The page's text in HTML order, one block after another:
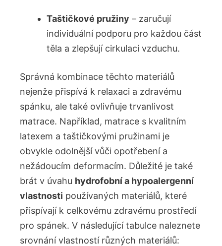
Taštičkové pružiny – zaručují
individuální podporu pro každou část
těla a zlepšují cirkulaci vzduchu.
Správná kombinace těchto materiálů
nejenže přispívá k relaxaci a zdravému
spánku, ale také ovlivňuje trvanlivost
matrace. Například, matrace s kvalitním
latexem a taštičkovými pružinami je
obvykle odolnější vůči opotřebení a
nežádoucím deformacím. Důležité je také
brát v úvahu hydrofobní a hypoalergenní
vlastnosti používaných materiálů, které
přispívají k celkovému zdravému prostředí
pro spánek. V následující tabulce naleznete
srovnání vlastností různých materiálů: